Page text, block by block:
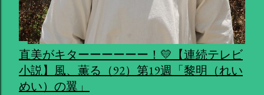
直美がキターーーーーー！💛【連続テレビ
小説】風、薫る（92）第19週「黎明（れい
めい）の翼」